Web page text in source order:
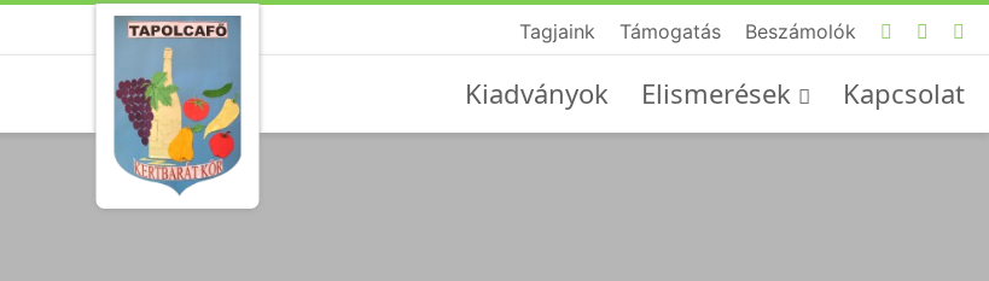
Tagjaink Támogatás Beszámolók
Kiadványok Elismerések Kapcsolat